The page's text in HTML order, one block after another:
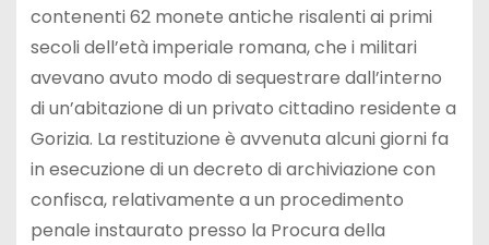
contenenti 62 monete antiche risalenti ai primi
secoli dell’età imperiale romana, che i militari
avevano avuto modo di sequestrare dall’interno
di un’abitazione di un privato cittadino residente a
Gorizia. La restituzione è avvenuta alcuni giorni fa
in esecuzione di un decreto di archiviazione con
confisca, relativamente a un procedimento
penale instaurato presso la Procura della